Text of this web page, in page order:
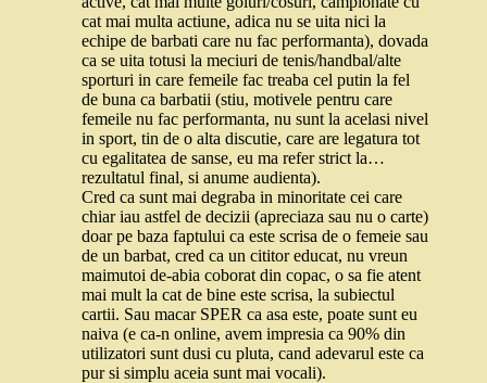
cat mai multa actiune, adica nu se uita nici la
echipe de barbati care nu fac performanta), dovada
ca se uita totusi la meciuri de tenis/handbal/alte
sporturi in care femeile fac treaba cel putin la fel
de buna ca barbatii (stiu, motivele pentru care
femeile nu fac performanta, nu sunt la acelasi nivel
in sport, tin de o alta discutie, care are legatura tot
cu egalitatea de sanse, eu ma refer strict la…
rezultatul final, si anume audienta).
Cred ca sunt mai degraba in minoritate cei care
chiar iau astfel de decizii (apreciaza sau nu o carte)
doar pe baza faptului ca este scrisa de o femeie sau
de un barbat, cred ca un cititor educat, nu vreun
maimutoi de-abia coborat din copac, o sa fie atent
mai mult la cat de bine este scrisa, la subiectul
cartii. Sau macar SPER ca asa este, poate sunt eu
naiva (e ca-n online, avem impresia ca 90% din
utilizatori sunt dusi cu pluta, cand adevarul este ca
pur si simplu aceia sunt mai vocali).